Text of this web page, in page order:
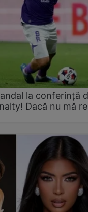
la conferință
Dacă nu mă